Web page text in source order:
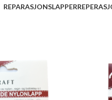
REPARASJONSLAPPER